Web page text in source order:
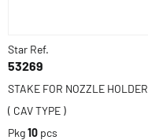
Star Ref.
53269
STAKE FOR NOZZLE HOLDER
( CAV TYPE )
Pkg10 pcs